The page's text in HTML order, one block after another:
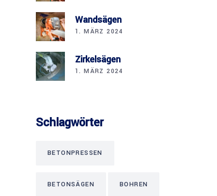
Wandsägen
1. MÄRZ 2024
Zirkelsägen
1. MÄRZ 2024
Schlagwörter
BETONPRESSEN
BETONSÄGEN BOHREN